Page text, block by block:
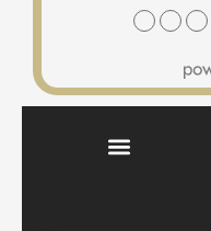
●
●
●